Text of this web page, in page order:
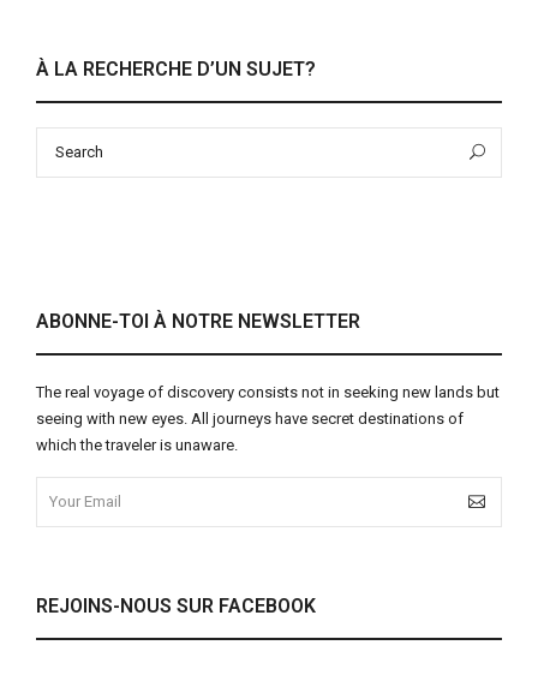
À LA RECHERCHE D’UN SUJET?
ABONNE-TOI À NOTRE NEWSLETTER
The real voyage of discovery consists not in seeking new lands but
seeing with new eyes. All journeys have secret destinations of
which the traveler is unaware.
REJOINS-NOUS SUR FACEBOOK